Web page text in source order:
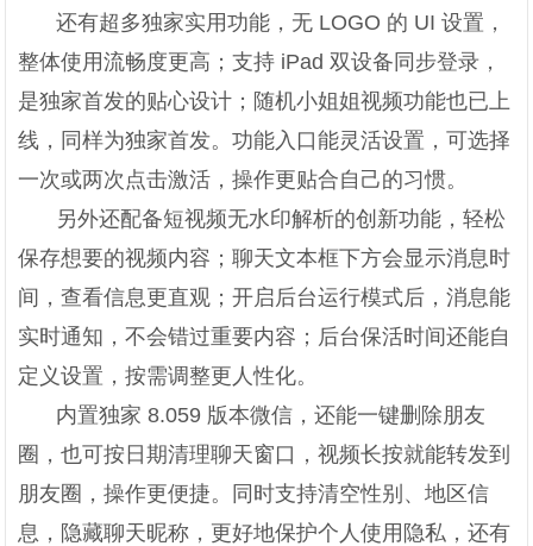
还有超多独家实用功能，无 LOGO 的 UI 设置，
整体使用流畅度更高；支持 iPad 双设备同步登录，
是独家首发的贴心设计；随机小姐姐视频功能也已上
线，同样为独家首发。功能入口能灵活设置，可选择
一次或两次点击激活，操作更贴合自己的习惯。
另外还配备短视频无水印解析的创新功能，轻松
保存想要的视频内容；聊天文本框下方会显示消息时
间，查看信息更直观；开启后台运行模式后，消息能
实时通知，不会错过重要内容；后台保活时间还能自
定义设置，按需调整更人性化。
内置独家 8.059 版本微信，还能一键删除朋友
圈，也可按日期清理聊天窗口，视频长按就能转发到
朋友圈，操作更便捷。同时支持清空性别、地区信
息，隐藏聊天昵称，更好地保护个人使用隐私，还有